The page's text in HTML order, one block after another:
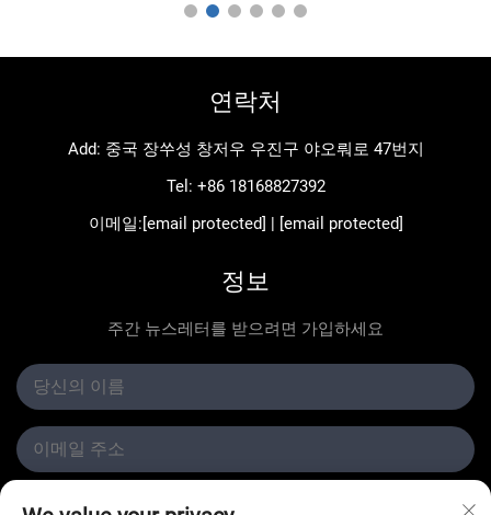
연락처
Add: 중국 장쑤성 창저우 우진구 야오뤄로 47번지
Tel: +86 18168827392
이메일: [email protected] [email protected]
정보
주간 뉴스레터를 받으려면 가입하세요